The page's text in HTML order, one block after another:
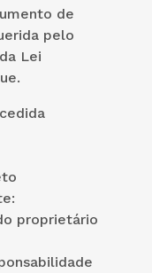
de
pelo
Lei
proprietário